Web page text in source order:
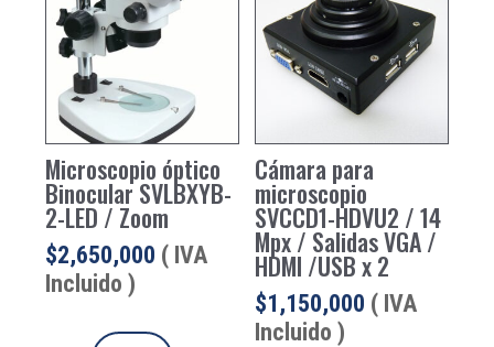
Microscopio óptico
Binocular SVLBXYB-
2-LED / Zoom
$2,650,000 ( IVA
Incluido )
Cámara para
microscopio
SVCCD1-HDVU2 / 14
Mpx / Salidas VGA /
HDMI /USB x 2
$1,150,000 ( IVA
Incluido )